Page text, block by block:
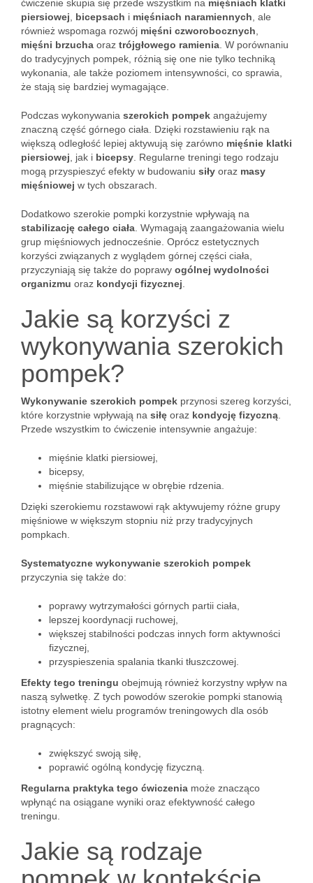
ćwiczenie skupia się przede wszystkim na mięśniach klatki
piersiowej
bicepsach i mięśniach naramiennych , ale
również wspomaga rozwój mięśni czworobocznych
mięśni brzucha oraz trójgłowego ramienia . W porównaniu
do tradycyjnych pompek, różnią się one nie tylko techniką
wykonania, ale także poziomem intensywności, co sprawia,
że stają się bardziej wymagające.
Podczas wykonywania szerokich pompek angażujemy
znaczną część górnego ciała. Dzięki rozstawieniu rąk na
większą odległość lepiej aktywują się zarówno mięśnie klatki
piersiowej , jak i bicepsy . Regularne treningi tego rodzaju
mogą przyspieszyć efekty w budowaniu siły oraz masy
mięśniowej w tych obszarach.
Dodatkowo szerokie pompki korzystnie wpływają na
stabilizację całego ciała . Wymagają zaangażowania wielu
grup mięśniowych jednocześnie. Oprócz estetycznych
korzyści związanych z wyglądem górnej części ciała,
przyczyniają się także do poprawy ogólnej wydolności
organizmu oraz kondycji fizycznej
Jakie są korzyści z
wykonywania szerokich
pompek?
Wykonywanie szerokich pompek przynosi szereg korzyści,
które korzystnie wpływają na siłę oraz kondycję fizyczną
Przede wszystkim to ćwiczenie intensywnie angażuje:
mięśnie klatki piersiowej,
bicepsy,
mięśnie stabilizujące w obrębie rdzenia.
Dzięki szerokiemu rozstawowi rąk aktywujemy różne grupy
mięśniowe w większym stopniu niż przy tradycyjnych
pompkach.
Systematyczne wykonywanie szerokich pompek
przyczynia się także do:
poprawy wytrzymałości górnych partii ciała,
lepszej koordynacji ruchowej,
większej stabilności podczas innych form aktywności
fizycznej,
przyspieszenia spalania tkanki tłuszczowej.
Efekty tego treningu obejmują również korzystny wpływ na
naszą sylwetkę. Z tych powodów szerokie pompki stanowią
istotny element wielu programów treningowych dla osób
pragnących:
zwiększyć swoją siłę,
poprawić ogólną kondycję fizyczną.
Regularna praktyka tego ćwiczenia może znacząco
wpłynąć na osiągane wyniki oraz efektywność całego
treningu.
Jakie są rodzaje